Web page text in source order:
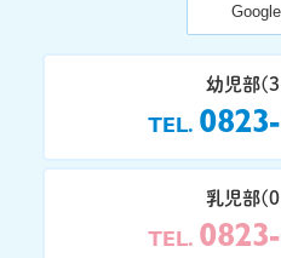
幼児部
TEL
乳児部
TEL